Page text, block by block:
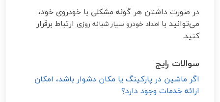
در صورت داشتن هر گونه مشکلی با خودروی خود،
می‌توانید با امداد خودرو سیار شبانه روزی ارتباط برقرار
کنید.
سوالات رایج
اگر ماشین در پارکینگ یا مکان دشوار باشد، امکان
ارائه خدمات وجود دارد؟